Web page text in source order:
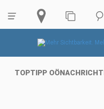
TOPTIPP